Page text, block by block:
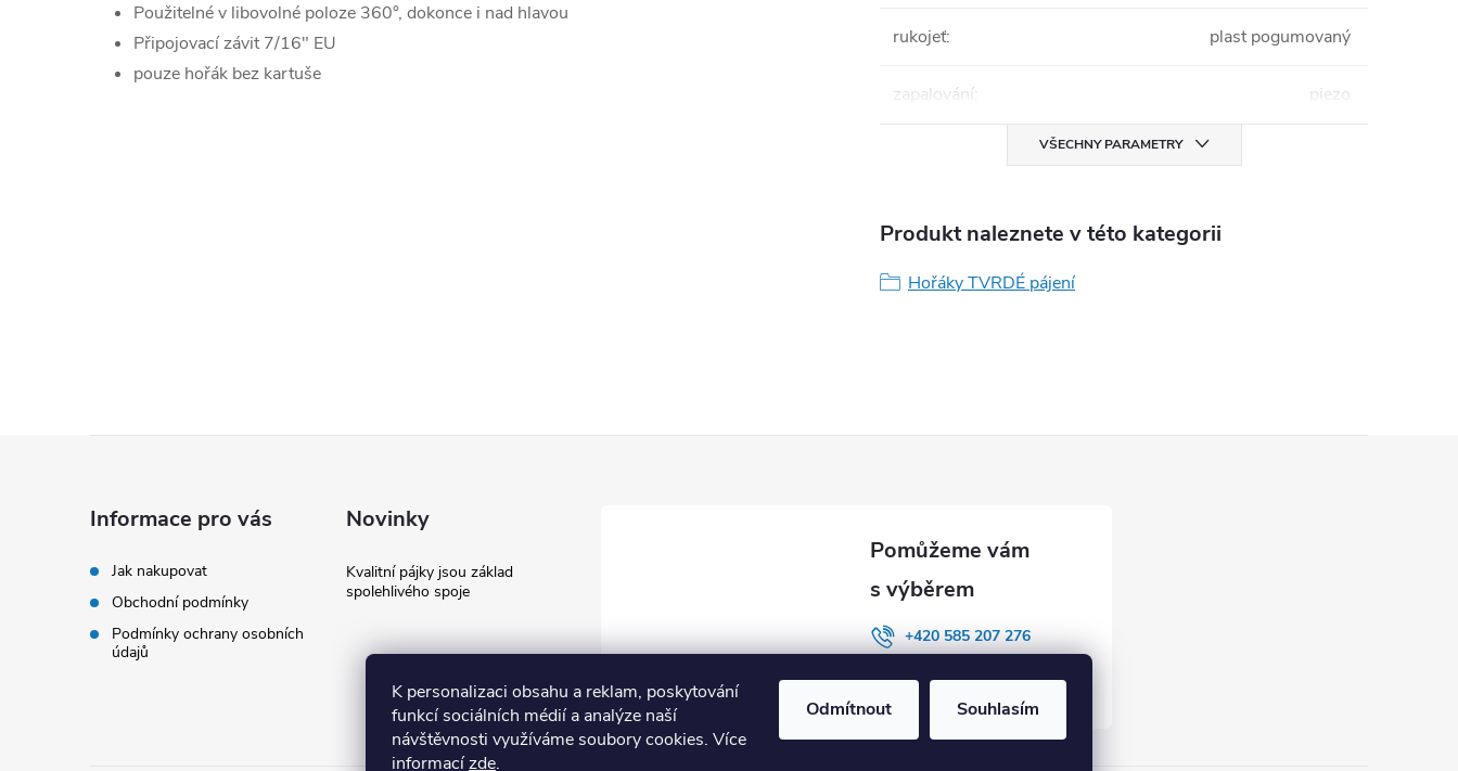
K personalizaci obsahu a reklam, poskytování
funkcí sociálních médií a analýze naší
návštěvnosti využíváme soubory cookies. Více
informacízde.
Odmítnout Souhlasím
Použitelné v libovolné poloze 360°, dokonce i nad hlavou
Připojovací závit 7/16" EU
pouze hořák bez kartuše
rukojeť: plast pogumovaný
zapalování: piezo
VŠECHNY PARAMETRY
Produkt naleznete v této kategorii
Hořáky TVRDÉ pájení
Informace pro vás
Jak nakupovat
Obchodní podmínky
Podmínky ochrany osobních
údajů
Novinky
Kvalitní pájky jsou základ
spolehlivého spoje
+420 585 207 276